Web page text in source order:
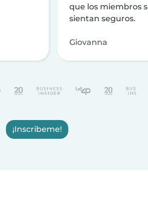
que los miembros
sientan seguros.
Giovanna
¡Inscribeme!